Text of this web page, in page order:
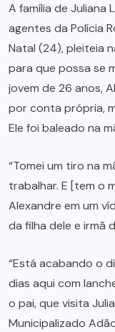
A família de Juliana
agentes da Polícia
Natal (24), pleiteia
para que possa se
jovem de 26 anos,
por conta própria,
Ele foi baleado na
“Tomei um tiro na
trabalhar. E [tem o
Alexandre em um
da filha dele e irmã
“Está acabando o
dias aqui com
o pai, que visita
Municipalizado